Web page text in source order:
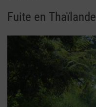
Fuite en Thaïlande